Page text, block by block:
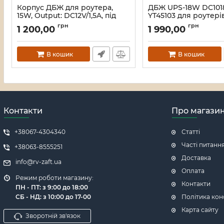
Корпус ДБЖ для роутера,
15W, Output: DC12V/1,5A, під
акумулятори 4(АА), White,
ОЕМ(Порожній)
Артикул:16846
1 200,00 грн
В кошик
ДБЖ UPS-18W
YT45103 для
комутаторів/PON/
5//9/12V, 1A,
4*2500MAh), Black,
Артикул:
1 990,00 грн
В кошик
Контакти
+38067-4304340
+38063-8555251
info@rv-zaft.ua
Режим роботи магазину:
ПН - ПТ: з 9:00 до 18:00
СБ - НД: з 10:00 до 17-00
Зворотній зв'язок
Про
Статті
Часті питання
Доставка
Оплата
Контакти
Політика
Карта сайту